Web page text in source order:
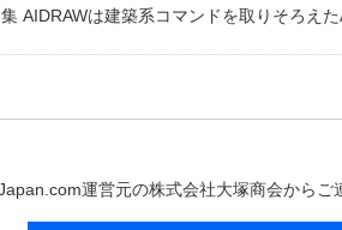
AIDRAWは建築系コマンドを取りそろえ
運営元の株式会社大塚商会からご